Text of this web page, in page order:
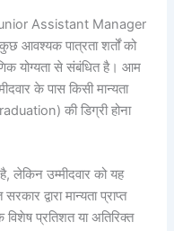
Assistant Manager
आवश्यक पात्रता शर्तों को
योग्यता से संबंधित है। आम
के पास किसी मान्यता
की डिग्री होना
लेकिन उम्मीदवार को यह
द्वारा मान्यता प्राप्त
विशेष प्रतिशत या अतिरिक्त